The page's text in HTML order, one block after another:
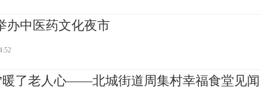
办中医药文化夜市
暖了老人心——北城街道周集村幸福食堂见闻